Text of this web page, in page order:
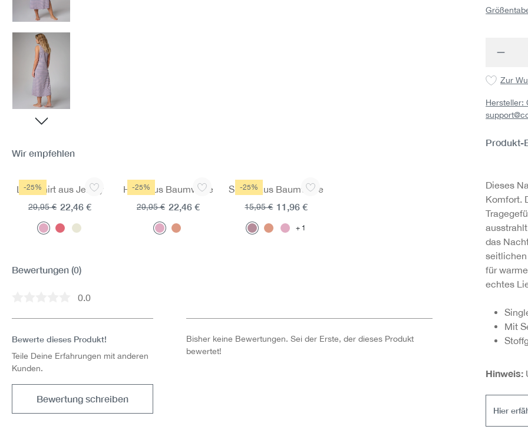
Zur
Hersteller:
Produkt-
Dieses
Komfort.
das
für
echtes
Mit
Hinweis:
Hier
Wir empfehlen
Produktgalerie überspringen
-25%
Longshirt aus Jersey
22,46 €
29,95 €
-25%
Hose aus Baumwolle
22,46 €
29,95 €
-25%
Shorts aus Baumwolle
1
11,96 €
15,95 €
Bewertungen (0)
Durchschnittliche Bewertung von 0 von 5 Sternen
0.0
Bewerte dieses Produkt!
Teile Deine Erfahrungen mit anderen
Kunden.
Bewertung schreiben
Bisher keine Bewertungen. Sei der Erste, der dieses Produkt
bewertet!